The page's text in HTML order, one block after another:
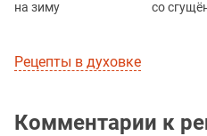
на зиму
со
Рецепты в духовке
Комментарии к